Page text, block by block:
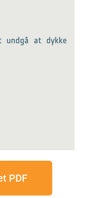
undgå at dykke
PDF